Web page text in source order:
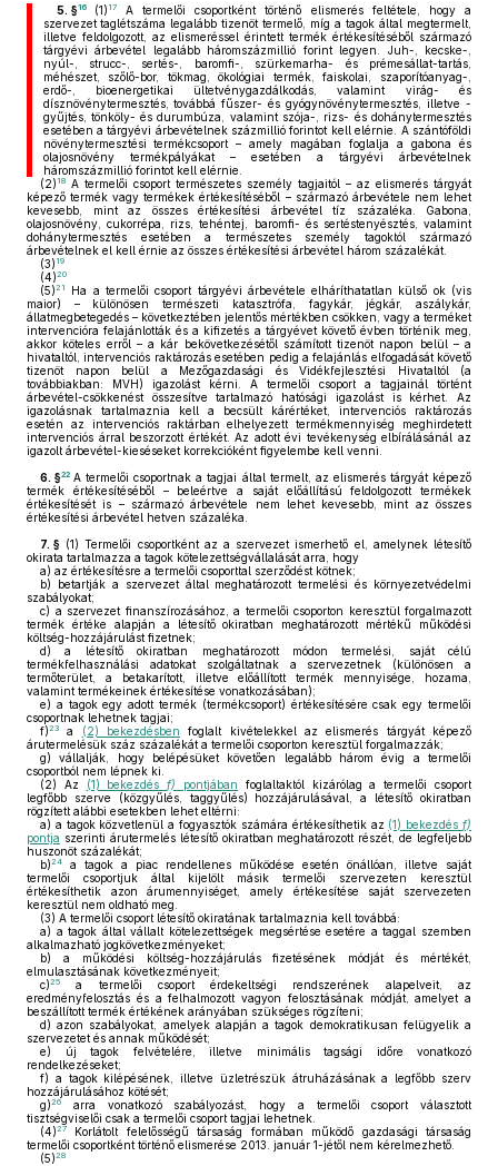
5. §16 (1) 17A termelői csoportként történő elismerés feltétele, hogy a
szervezet taglétszáma legalább tizenöt termelő, míg a tagok által megtermelt,
illetve feldolgozott, az elismeréssel érintett termék értékesítéséből származó
tárgyévi árbevétel legalább háromszázmillió forint legyen. Juh-, kecske-,
nyúl-, strucc-, sertés-, baromfi-, szürkemarha- és prémesállat-tartás,
méhészet, szőlő-bor, tökmag, ökológiai termék, faiskolai, szaporítóanyag-,
erdő-, bioenergetikai ültetvénygazdálkodás, valamint virág- és
dísznövénytermesztés, továbbá fűszer- és gyógynövénytermesztés, illetve -
gyűjtés, tönköly- és durumbúza, valamint szója-, rizs- és dohánytermesztés
esetében a tárgyévi árbevételnek százmillió forintot kell elérnie. A szántóföldi
növénytermesztési termékcsoport – amely magában foglalja a gabona és
olajosnövény termékpályákat – esetében a tárgyévi árbevételnek
háromszázmillió forintot kell elérnie.
(2) 18 A termelői csoport természetes személy tagjaitól – az elismerés tárgyát
képező termék vagy termékek értékesítéséből – származó árbevétele nem lehet
kevesebb, mint az összes értékesítési árbevétel tíz százaléka. Gabona,
olajosnövény, cukorrépa, rizs, tehéntej, baromfi- és sertéstenyésztés, valamint
dohánytermesztés esetében a természetes személy tagoktól származó
árbevételnek el kell érnie az összes értékesítési árbevétel három százalékát.
(3) 19
(4)20
(5)21
Ha a termelői csoport tárgyévi árbevétele elháríthatatlan külső ok (vis
maior) – különösen természeti katasztrófa, fagykár, jégkár, aszálykár,
állatmegbetegedés – következtében jelentős mértékben csökken, vagy a terméket
intervencióra felajánlották és a kifizetés a tárgyévet követő évben történik meg,
akkor köteles erről – a kár bekövetkezésétől számított tizenöt napon belül – a
hivataltól, intervenciós raktározás esetében pedig a felajánlás elfogadását követő
tizenöt napon belül a Mezőgazdasági és Vidékfejlesztési Hivataltól (a
továbbiakban: MVH) igazolást kérni. A termelői csoport a tagjainál történt
árbevétel-csökkenést összesítve tartalmazó hatósági igazolást is kérhet. Az
igazolásnak tartalmaznia kell a becsült kárértéket, intervenciós raktározás
esetén az intervenciós raktárban elhelyezett termékmennyiség meghirdetett
intervenciós árral beszorzott értékét. Az adott évi tevékenység elbírálásánál az
igazolt árbevétel-kieséseket korrekcióként figyelembe kell venni.
6. §22 A termelői csoportnak a tagjai által termelt, az elismerés tárgyát képező
termék értékesítéséből – beleértve a saját előállítású feldolgozott termékek
értékesítését is – származó árbevétele nem lehet kevesebb, mint az összes
értékesítési árbevétel hetven százaléka.
7. § (1) Termelői csoportként az a szervezet ismerhető el, amelynek létesítő
okirata tartalmazza a tagok kötelezettségvállalását arra, hogy
a) az értékesítésre a termelői csoporttal szerződést kötnek;
b) betartják a szervezet által meghatározott termelési és környezetvédelmi
szabályokat;
c) a szervezet finanszírozásához, a termelői csoporton keresztül forgalmazott
termék értéke alapján a létesítő okiratban meghatározott mértékű működési
költség-hozzájárulást fizetnek;
d) a létesítő okiratban meghatározott módon termelési, saját célú
termékfelhasználási adatokat szolgáltatnak a szervezetnek (különösen a
termőterület, a betakarított, illetve előállított termék mennyisége, hozama,
valamint termékeinek értékesítése vonatkozásában);
e) a tagok egy adott termék (termékcsoport) értékesítésére csak egy termelői
csoportnak lehetnek tagjai;
f)23 a (2) bekezdésben foglalt kivételekkel az elismerés tárgyát képező
árutermelésük száz százalékát a termelői csoporton keresztül forgalmazzák;
g) vállalják, hogy belépésüket követően legalább három évig a termelői
csoportból nem lépnek ki.
(2) Az (1) bekezdésf) pontjában foglaltaktól kizárólag a termelői csoport
legfőbb szerve (közgyűlés, taggyűlés) hozzájárulásával, a létesítő okiratban
rögzített alábbi esetekben lehet eltérni:
a) a tagok közvetlenül a fogyasztók számára értékesíthetik az (1) bekezdésf)
pontja szerinti árutermelés létesítő okiratban meghatározott részét, de legfeljebb
huszonöt százalékát;
b)24
a tagok a piac rendellenes működése esetén önállóan, illetve saját
termelői csoportjuk által kijelölt másik termelői szervezeten keresztül
értékesíthetik azon árumennyiséget, amely értékesítése saját szervezeten
keresztül nem oldható meg.
(3) A termelői csoport létesítő okiratának tartalmaznia kell továbbá:
a) a tagok által vállalt kötelezettségek megsértése esetére a taggal szemben
alkalmazható jogkövetkezményeket;
b) a működési költség-hozzájárulás fizetésének módját és mértékét,
elmulasztásának következményeit;
c)25
a termelői csoport érdekeltségi rendszerének alapelveit, az
eredményfelosztás és a felhalmozott vagyon felosztásának módját, amelyet a
beszállított termék értékének arányában szükséges rögzíteni;
d) azon szabályokat, amelyek alapján a tagok demokratikusan felügyelik a
szervezetet és annak működését;
e) új tagok felvételére, illetve minimális tagsági időre vonatkozó
rendelkezéseket;
f) a tagok kilépésének, illetve üzletrészük átruházásának a legfőbb szerv
hozzájárulásához kötését;
g)26
arra vonatkozó szabályozást, hogy a termelői csoport választott
tisztségviselői csak a termelői csoport tagjai lehetnek.
(4)27
Korlátolt felelősségű társaság formában működő gazdasági társaság
termelői csoportként történő elismerése 2013. január 1-jétől nem kérelmezhető.
(5)28